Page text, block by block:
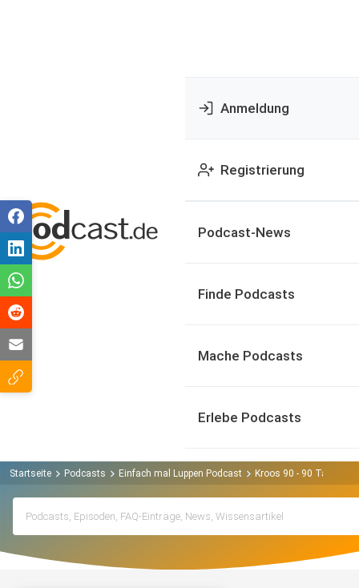
Anmeldung
Registrierung
Podcast-News
Finde Podcasts
Mache Podcasts
Erlebe Podcasts
Startseite Podcasts Einfach mal Luppen Podcast Kroos 90 - 90 Tage für